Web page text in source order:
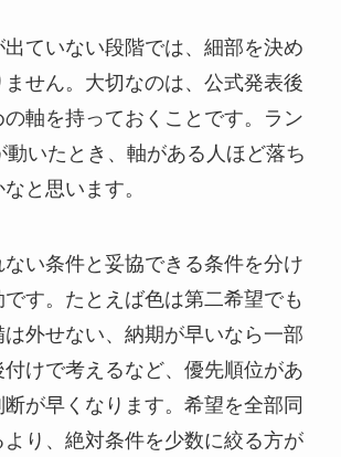
出ていない段階では、細部を決め
せん。大切なのは、公式発表後
軸を持っておくことです。ラン
動いたとき、軸がある人ほど落ち
と思います。
い条件と妥協できる条件を分け
す。たとえば色は第二希望でも
外せない、納期が早いなら一部
けで考えるなど、優先順位があ
が早くなります。希望を全部同
より、絶対条件を少数に絞る方が